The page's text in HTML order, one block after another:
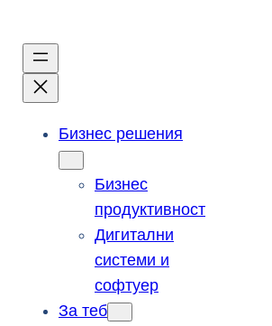
Бизнес решения
Бизнес
продуктивност
Дигитални
системи и
софтуер
За теб